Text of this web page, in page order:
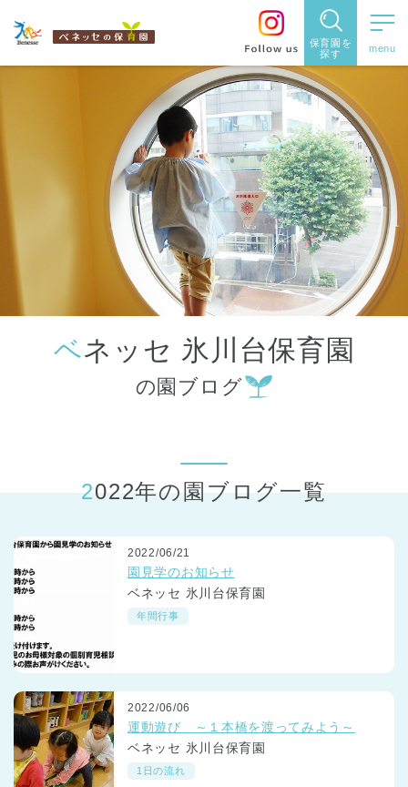
保育園を
探す
保育園を探す
住所・駅
名から探
す
都道府県
から探す
ベネッセ 氷川台保育園
の園ブログ
2022年の園ブログ一覧
2022/06/21
園見学のお知らせ
ベネッセ 氷川台保育園
年間行事
2022/06/06
運動遊び ～１本橋を渡ってみよう～
ベネッセ 氷川台保育園
1日の流れ